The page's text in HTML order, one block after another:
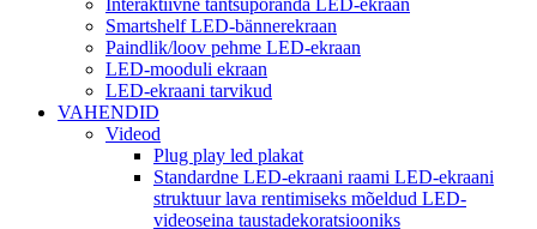
Interaktiivne tantsupõranda LED-ekraan
Smartshelf LED-bännerekraan
Paindlik/loov pehme LED-ekraan
LED-mooduli ekraan
LED-ekraani tarvikud
VAHENDID
Videod
Plug play led plakat
Standardne LED-ekraani raami LED-ekraani
struktuur lava rentimiseks mõeldud LED-
videoseina taustadekoratsiooniks